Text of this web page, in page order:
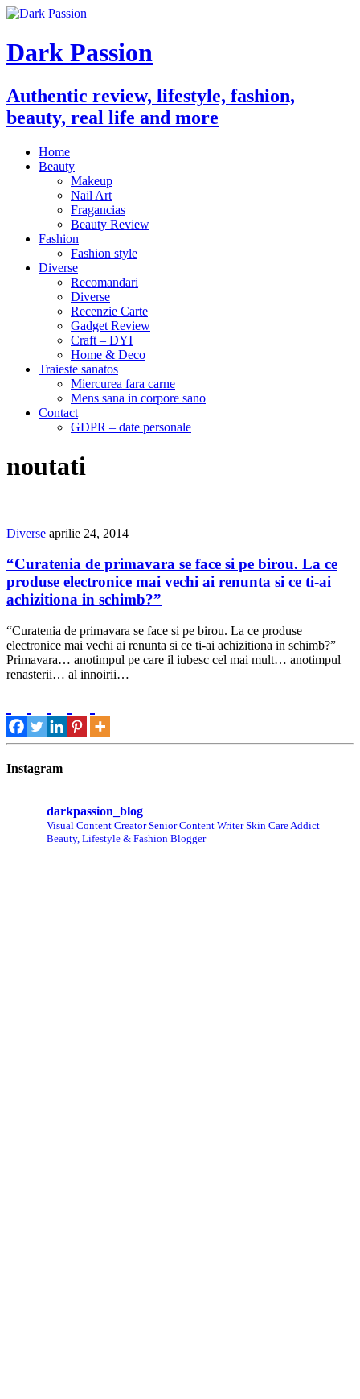
Dark Passion
Authentic review, lifestyle, fashion,
beauty, real life and more
Home
Beauty
Makeup
Nail Art
Fragancias
Beauty Review
Fashion
Fashion style
Diverse
Recomandari
Diverse
Recenzie Carte
Gadget Review
Craft – DYI
Home & Deco
Traieste sanatos
Miercurea fara carne
Mens sana in corpore sano
Contact
GDPR – date personale
noutati
Diverse aprilie 24, 2014
“Curatenia de primavara se face si pe birou. La ce
produse electronice mai vechi ai renunta si ce ti-ai
achizitiona in schimb?”
“Curatenia de primavara se face si pe birou. La ce produse
electronice mai vechi ai renunta si ce ti-ai achizitiona in schimb?”
Primavara… anotimpul pe care il iubesc cel mai mult… anotimpul
renasterii… al innoirii…
Instagram
darkpassion_blog
Visual Content CreatorSenior Content WriterSkin Care Addict
Beauty, Lifestyle & Fashion Blogger